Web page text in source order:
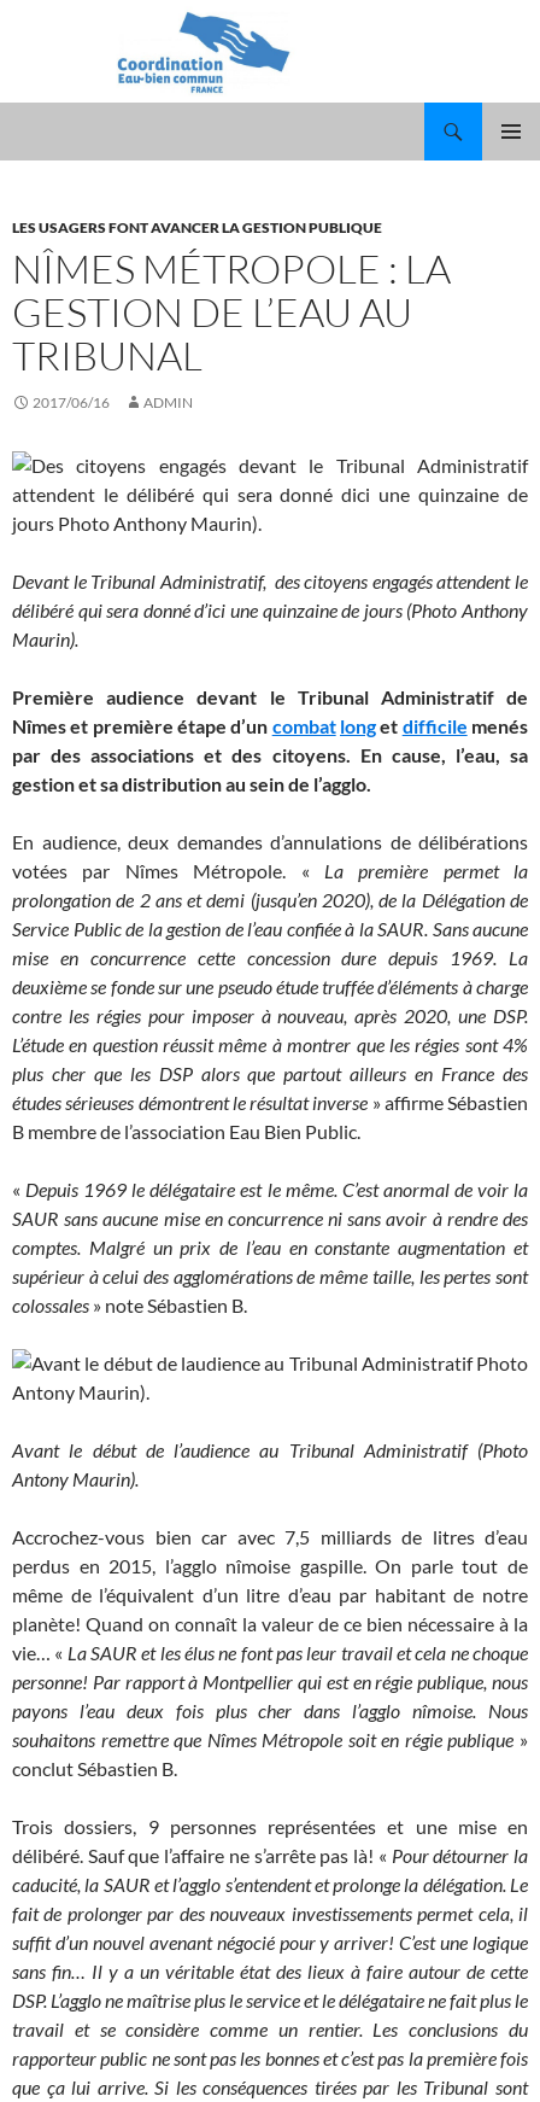
LES USAGERS FONT AVANCER LA GESTION PUBLIQUE
NÎMES MÉTROPOLE : LA
GESTION DE L’EAU AU
TRIBUNAL
2017/06/16 ADMIN
Devant le Tribunal Administratif, des citoyens engagés attendent le
délibéré qui sera donné d’ici une quinzaine de jours (Photo Anthony
Maurin).
Première audience devant le Tribunal Administratif de
Nîmes et première étape d’un combat longet difficile menés
par des associations et des citoyens. En cause, l’eau, sa
gestion et sa distribution au sein de l’agglo.
En audience, deux demandes d’annulations de délibérations
votées par Nîmes Métropole. « La première permet la
prolongation de 2 ans et demi (jusqu’en 2020), de la Délégation de
Service Public de la gestion de l’eau confiée à la SAUR. Sans aucune
mise en concurrence cette concession dure depuis 1969. La
deuxième se fonde sur une pseudo étude truffée d’éléments à charge
contre les régies pour imposer à nouveau, après 2020, une DSP.
L’étude en question réussit même à montrer que les régies sont 4%
plus cher que les DSP alors que partout ailleurs en France des
études sérieuses démontrent le résultat inverse » affirme Sébastien
B membre de l’association Eau Bien Public.
« Depuis 1969 le délégataire est le même. C’est anormal de voir la
SAUR sans aucune mise en concurrence ni sans avoir à rendre des
comptes. Malgré un prix de l’eau en constante augmentation et
supérieur à celui des agglomérations de même taille, les pertes sont
colossales » note Sébastien B.
Avant le début de l’audience au Tribunal Administratif (Photo
Antony Maurin).
Accrochez-vous bien car avec 7,5 milliards de litres d’eau
perdus en 2015, l’agglo nîmoise gaspille. On parle tout de
même de l’équivalent d’un litre d’eau par habitant de notre
planète! Quand on connaît la valeur de ce bien nécessaire à la
vie… « La SAUR et les élus ne font pas leur travail et cela ne choque
personne! Par rapport à Montpellier qui est en régie publique, nous
payons l’eau deux fois plus cher dans l’agglo nîmoise. Nous
souhaitons remettre que Nîmes Métropole soit en régie publique »
conclut Sébastien B.
Trois dossiers, 9 personnes représentées et une mise en
délibéré. Sauf que l’affaire ne s’arrête pas là! « Pour détourner la
caducité, la SAUR et l’agglo s’entendent et prolonge la délégation. Le
fait de prolonger par des nouveaux investissements permet cela, il
suffit d’un nouvel avenant négocié pour y arriver! C’est une logique
sans fin… Il y a un véritable état des lieux à faire autour de cette
DSP. L’agglo ne maîtrise plus le service et le délégataire ne fait plus le
travail et se considère comme un rentier. Les conclusions du
rapporteur public ne sont pas les bonnes et c’est pas la première fois
que ça lui arrive. Si les conséquences tirées par les Tribunal sont